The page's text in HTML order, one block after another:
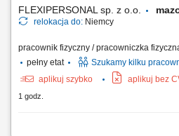
FLEXIPERSONAL sp. z o.o.
relokacja do: Niemcy
pracownik fizyczny / pracowniczka
pełny etat
Szukamy kilku
aplikuj szybko
aplikuj bez
1 godz.